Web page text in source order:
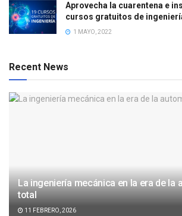
Aprovecha la cuarentena e
cursos gratuitos de
1 MAYO, 2022
Recent News
La ingeniería mecánica en la era de la
total
11 FEBRERO, 2026